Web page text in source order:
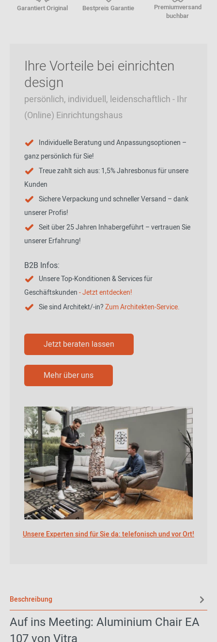
Garantiert Original Bestpreis Garantie
Premiumversand
buchbar
Ihre Vorteile bei einrichten
design
persönlich, individuell, leidenschaftlich - Ihr
(Online) Einrichtungshaus
Individuelle Beratung und Anpassungsoptionen –
ganz persönlich für Sie!
Treue zahlt sich aus: 1,5% Jahresbonus für unsere
Kunden
Sichere Verpackung und schneller Versand – dank
unserer Profis!
Seit über 25 Jahren Inhabergeführt – vertrauen Sie
unserer Erfahrung!
B2B Infos:
Unsere Top-Konditionen & Services für
Geschäftskunden- Jetzt entdecken!
Sie sind Architekt/-in?Zum Architekten-Service.
Jetzt beraten lassen
Mehr über uns
Unsere Experten sind für Sie da: telefonisch und vor Ort!
Beschreibung
Auf ins Meeting: Aluminium Chair EA